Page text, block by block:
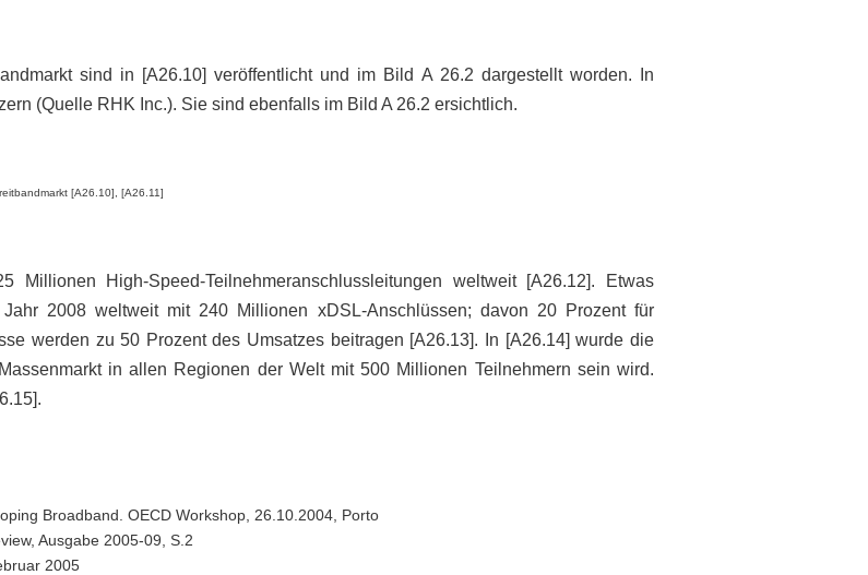
sind in [A26.10] veröffentlicht und im Bild A 26.2 dargestellt worden. In
(Quelle RHK Inc.). Sie sind ebenfalls im Bild A 26.2 ersichtlich.
[A26.10], [A26.11]
High-Speed-Teilnehmeranschlussleitungen weltweit [A26.12]. Etwas
2008 weltweit mit 240 Millionen xDSL-Anschlüssen; davon 20 Prozent für
werden zu 50 Prozent des Umsatzes beitragen [A26.13]. In [A26.14] wurde die
in allen Regionen der Welt mit 500 Millionen Teilnehmern sein wird.
Broadband. OECD Workshop, 26.10.2004, Porto
Ausgabe 2005-09, S.2
2005